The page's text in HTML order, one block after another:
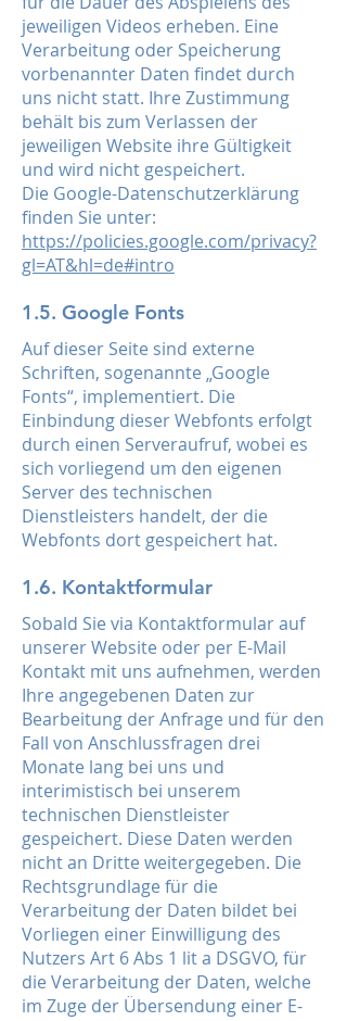
jeweiligen Videos erheben. Eine
Verarbeitung oder Speicherung
vorbenannter Daten findet durch
uns nicht statt. Ihre Zustimmung
behält bis zum Verlassen der
jeweiligen Website ihre Gültigkeit
und wird nicht gespeichert.
Die Google-Datenschutzerklärung
finden Sie unter:
https://policies.google.com/privacy?
gl=AT&hl=de#intro
1.5. Google Fonts
Auf dieser Seite sind externe
Schriften, sogenannte „Google
Fonts“, implementiert. Die
Einbindung dieser Webfonts erfolgt
durch einen Serveraufruf, wobei es
sich vorliegend um den eigenen
Server des technischen
Dienstleisters handelt, der die
Webfonts dort gespeichert hat.
1.6. Kontaktformular
Sobald Sie via Kontaktformular auf
unserer Website oder per E-Mail
Kontakt mit uns aufnehmen, werden
Ihre angegebenen Daten zur
Bearbeitung der Anfrage und für den
Fall von Anschlussfragen drei
Monate lang bei uns und
interimistisch bei unserem
technischen Dienstleister
gespeichert. Diese Daten werden
nicht an Dritte weitergegeben. Die
Rechtsgrundlage für die
Verarbeitung der Daten bildet bei
Vorliegen einer Einwilligung des
Nutzers Art 6 Abs 1 lit a DSGVO, für
die Verarbeitung der Daten, welche
im Zuge der Übersendung einer E-